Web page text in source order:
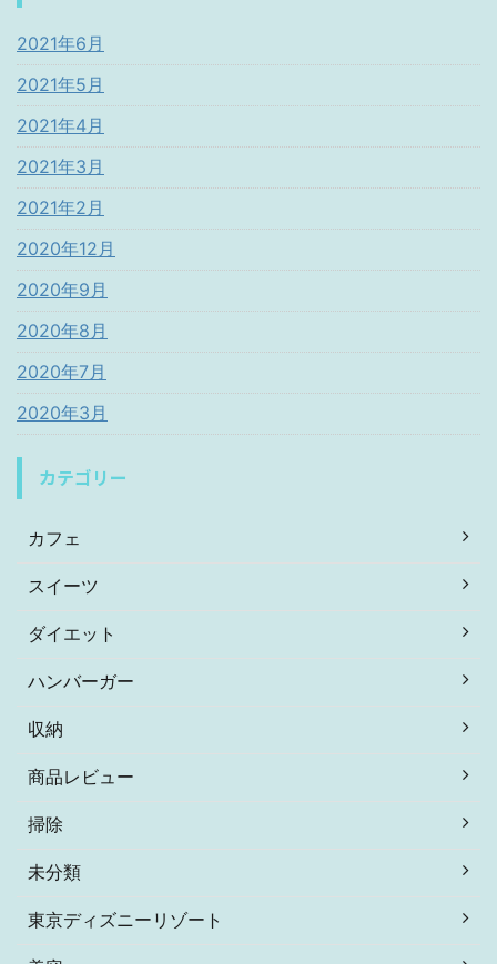
2021年6月
2021年5月
2021年4月
2021年3月
2021年2月
2020年12月
2020年9月
2020年8月
2020年7月
2020年3月
カテゴリー
カフェ
スイーツ
ダイエット
ハンバーガー
収納
商品レビュー
掃除
未分類
東京ディズニーリゾート